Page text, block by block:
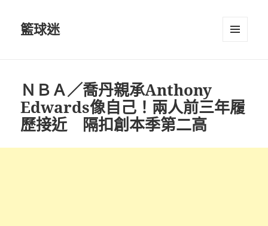
籃球迷
ＮＢＡ／喬丹親承Anthony
Edwards像自己！兩人前三年履
歷接近 隔扣創本季第二高